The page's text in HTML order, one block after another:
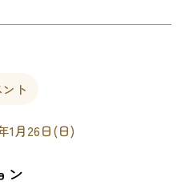
ト
1月26日(日)
ン